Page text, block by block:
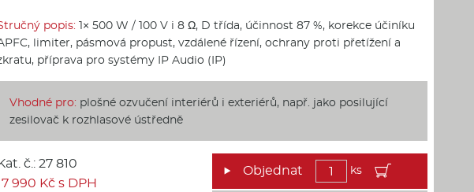
popis: 1× 500 W / 100 V i 8 Ω, D třída, účinnost 87 %, korekce účiníku
limiter, pásmová propust, vzdálené řízení, ochrany proti přetížení a
příprava pro systémy IP Audio (IP)
Vhodné pro: plošné ozvučení interiérů i exteriérů, např. jako posilující
zesilovač k rozhlasové ústředně
č.: 27 810
990 Kč s DPH
ks